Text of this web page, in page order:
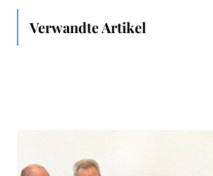
Verwandte Artikel